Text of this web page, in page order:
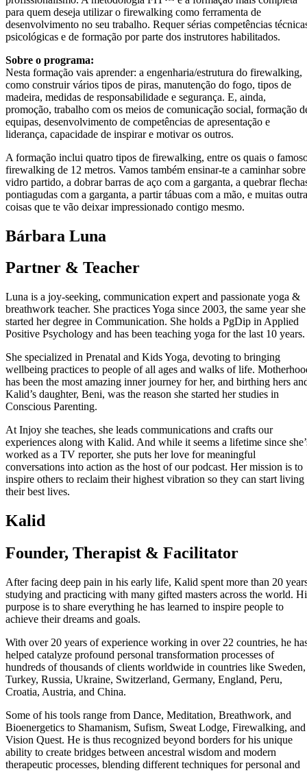
para quem deseja utilizar o firewalking como ferramenta de
desenvolvimento no seu trabalho. Requer sérias competências
psicológicas e de formação por parte dos instrutores habilitados.
Sobre o programa:
Nesta formação vais aprender: a engenharia/estrutura do firewalking,
como construir vários tipos de piras, manutenção do fogo, tipos de
madeira, medidas de responsabilidade e segurança. E, ainda,
promoção, trabalho com os meios de comunicação social, formação
equipas, desenvolvimento de competências de apresentação e
liderança, capacidade de inspirar e motivar os outros.
A formação inclui quatro tipos de firewalking, entre os quais o
firewalking de 12 metros. Vamos também ensinar-te a caminhar sobre
vidro partido, a dobrar barras de aço com a garganta, a quebrar
pontiagudas com a garganta, a partir tábuas com a mão, e muitas
coisas que te vão deixar impressionado contigo mesmo.
Bárbara Luna
Partner & Teacher
Luna is a joy-seeking, communication expert and passionate yoga &
breathwork teacher. She practices Yoga since 2003, the same year she
started her degree in Communication. She holds a PgDip in Applied
Positive Psychology and has been teaching yoga for the last 10 years.
She specialized in Prenatal and Kids Yoga, devoting to bringing
wellbeing practices to people of all ages and walks of life.
has been the most amazing inner journey for her, and birthing hers
Kalid’s daughter, Beni, was the reason she started her studies in
Conscious Parenting.
At Injoy she teaches, she leads communications and crafts our
experiences along with Kalid. And while it seems a lifetime since
worked as a TV reporter, she puts her love for meaningful
conversations into action as the host of our podcast. Her mission is to
inspire others to reclaim their highest vibration so they can start living
their best lives.
Kalid
Founder, Therapist & Facilitator
After facing deep pain in his early life, Kalid spent more than 20
studying and practicing with many gifted masters across the world.
purpose is to share everything he has learned to inspire people to
achieve their dreams and goals.
With over 20 years of experience working in over 22 countries, he
helped catalyze profound personal transformation processes of
hundreds of thousands of clients worldwide in countries like Sweden,
Turkey, Russia, Ukraine, Switzerland, Germany, England, Peru,
Croatia, Austria, and China.
Some of his tools range from Dance, Meditation, Breathwork, and
Bioenergetics to Shamanism, Sufism, Sweat Lodge, Firewalking, and
Vision Quest. He is thus recognized beyond borders for his unique
ability to create bridges between ancestral wisdom and modern
therapeutic processes, blending different techniques for personal and